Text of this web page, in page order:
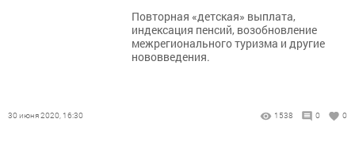
Повторная «детская» выплата,
индексация пенсий, возобновление
межрегионального туризма и другие
нововведения.
30 июня 2020, 16:30 1538 0 0